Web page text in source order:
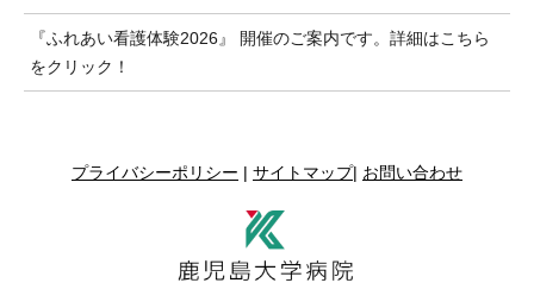
『ふれあい看護体験2026』 開催のご案内です。詳細はこちら
をクリック！
プライバシーポリシー | サイトマップ| お問い合わせ